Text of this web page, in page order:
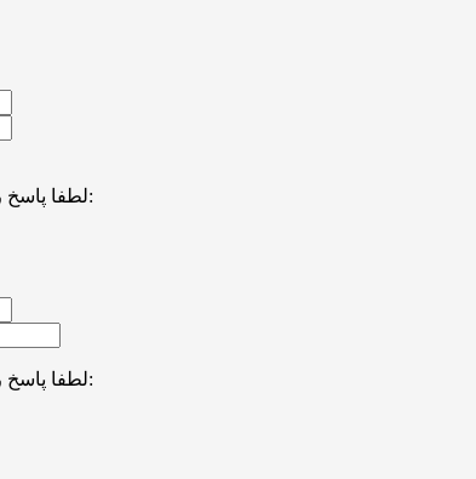
لطفا پاسخ را به عدد انگلیسی وارد کنید:
لطفا پاسخ را به عدد انگلیسی وارد کنید: